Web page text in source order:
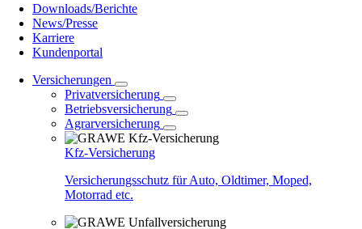
Downloads/Berichte
News/Presse
Karriere
Kundenportal
Versicherungen
Privatversicherung
Betriebsversicherung
Agrarversicherung
Kfz-Versicherung
Versicherungsschutz für Auto, Oldtimer, Moped,
Motorrad etc.